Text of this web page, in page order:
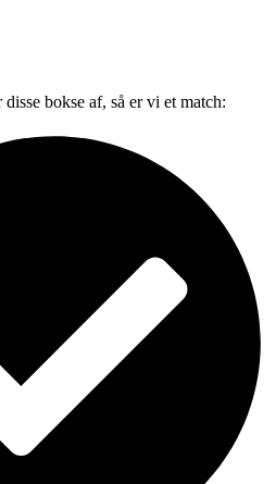
bokse af, så er vi et match: